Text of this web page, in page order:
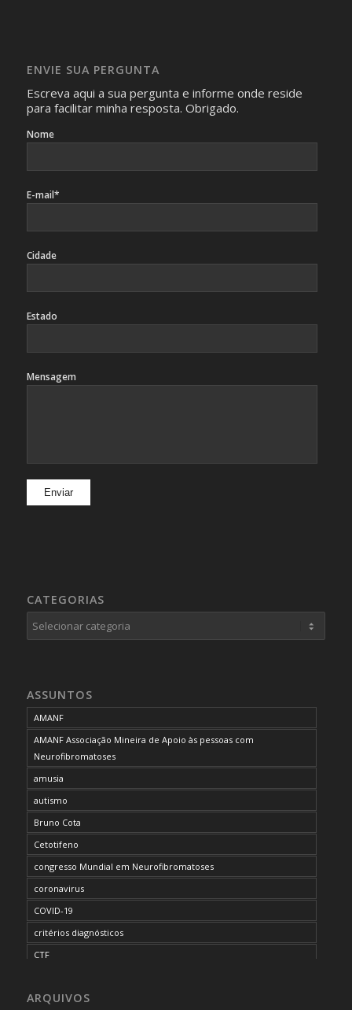
identificação da pessoa fotografada.
ENVIE SUA PERGUNTA
Escreva aqui a sua pergunta e informe onde reside
para facilitar minha resposta. Obrigado.
Nome
E-mail*
Cidade
Estado
Mensagem
CATEGORIAS
Categorias
ASSUNTOS
AMANF
AMANF Associação Mineira de Apoio às pessoas com
Neurofibromatoses
amusia
autismo
Bruno Cota
Cetotifeno
congresso Mundial em Neurofibromatoses
coronavirus
COVID-19
critérios diagnósticos
CTF
desordem do processamento auditivo
ARQUIVOS